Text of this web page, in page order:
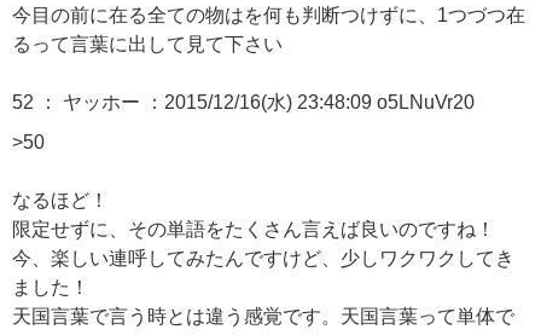
今目の前に在る全ての物はを何も判断つけずに、1つづつ在
るって言葉に出して見て下さい
52 ： ヤッホー
：2015/12/16(水) 23:48:09 o5LNuVr20
>50
なるほど！
限定せずに、その単語をたくさん言えば良いのですね！
今、楽しい連呼してみたんですけど、少しワクワクしてき
ました！
天国言葉で言う時とは違う感覚です。天国言葉って単体で